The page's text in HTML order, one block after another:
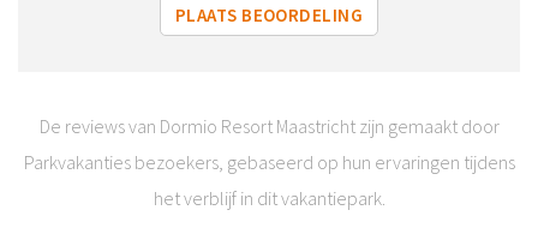
PLAATS BEOORDELING
De reviews van Dormio Resort Maastricht zijn gemaakt door
Parkvakanties bezoekers, gebaseerd op hun ervaringen tijdens
het verblijf in dit vakantiepark.